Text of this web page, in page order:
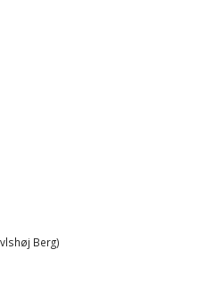
Berg)